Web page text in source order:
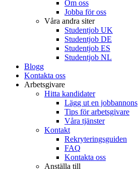
Om oss
Jobba för oss
Våra andra siter
Studentjob UK
Studentjob DE
Studentjob ES
Studentjob NL
Blogg
Kontakta oss
Arbetsgivare
Hitta kandidater
Lägg ut en jobbannons
Tips för arbetsgivare
Våra tjänster
Kontakt
Rekryteringsguiden
FAQ
Kontakta oss
Anställa till